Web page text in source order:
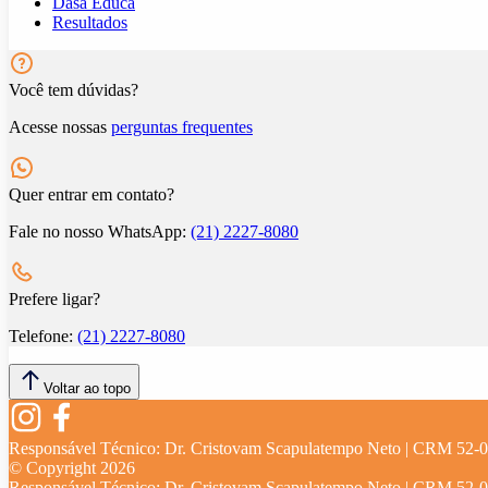
Resultados
Você tem dúvidas?
Acesse nossas perguntas frequentes
Quer entrar em contato?
Fale no nosso WhatsApp: (21) 2227-8080
Prefere ligar?
Telefone: (21) 2227-8080
Voltar ao topo
Responsável Técnico: Dr. Cristovam Scapulatempo Neto | CRM 52-
© Copyright 2026